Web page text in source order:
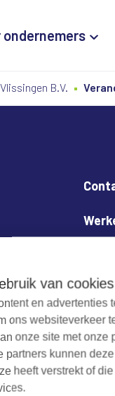
van cookies
en advertenties
ons websiteverkeer
onze site met onze
partners kunnen
heeft verstrekt of
ondernemers
B.V.